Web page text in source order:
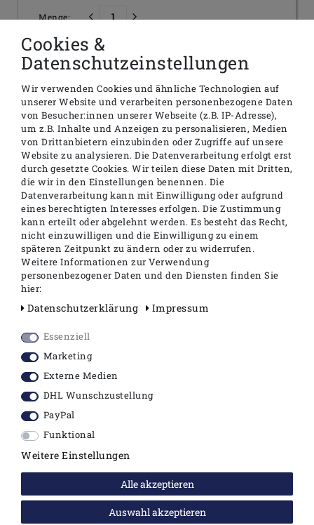
Menge:
In den Warenkorb
Beschreibung
Technische Daten
Produktinformationen
Ähnliche Artikel
Brausemischer
für Aufputz-Montage, DN15
Keramikmischsystem
Boltic Griffverriegelung
Temperaturregulierung individuell
Stichmaß 150 ± 12 mm
S-Anschlüsse mit Schalldämpfer
Cookies &
Datenschutzeinstellungen
Wir verwenden Cookies und ähnliche Technologien auf
unserer Website und verarbeiten personenbezogene Daten
von Besucher:innen unserer Webseite (z.B. IP-Adresse),
um z.B. Inhalte und Anzeigen zu personalisieren, Medien
von Drittanbietern einzubinden oder Zugriffe auf unsere
Website zu analysieren. Die Datenverarbeitung erfolgt erst
durch gesetzte Cookies. Wir teilen diese Daten mit Dritten,
die wir in den Einstellungen benennen. Die
Datenverarbeitung kann mit Einwilligung oder aufgrund
eines berechtigten Interesses erfolgen. Die Zustimmung
kann erteilt oder abgelehnt werden. Es besteht das Recht,
nicht einzuwilligen und die Einwilligung zu einem
späteren Zeitpunkt zu ändern oder zu widerrufen.
Weitere Informationen zur Verwendung
personenbezogener Daten und den Diensten finden Sie
hier:
Daten­schutz­erklärung Impressum
Essenziell
Marketing
Externe Medien
DHL Wunschzustellung
PayPal
Funktional
Weitere Einstellungen
Alle akzeptieren
Auswahl akzeptieren